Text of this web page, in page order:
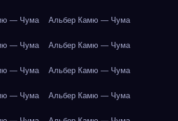
— Чума Альбер Камю — Чума
— Чума Альбер Камю — Чума
— Чума Альбер Камю — Чума
— Чума Альбер Камю — Чума